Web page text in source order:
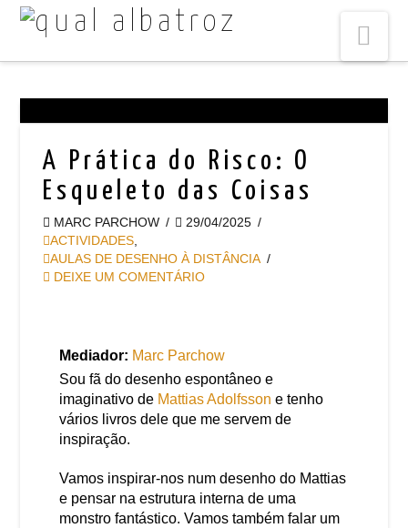
A Prática do Risco: O
Esqueleto das Coisas
MARC PARCHOW
29/04/2025
ACTIVIDADES
AULAS DE DESENHO À DISTÂNCIA
DEIXE UM COMENTÁRIO
Mediador: Marc Parchow
Sou fã do desenho espontâneo e
imaginativo de Mattias Adolfssone tenho
vários livros dele que me servem de
inspiração.
Vamos inspirar-nos num desenho do Mattias
e pensar na estrutura interna de uma
monstro fantástico. Vamos também falar um